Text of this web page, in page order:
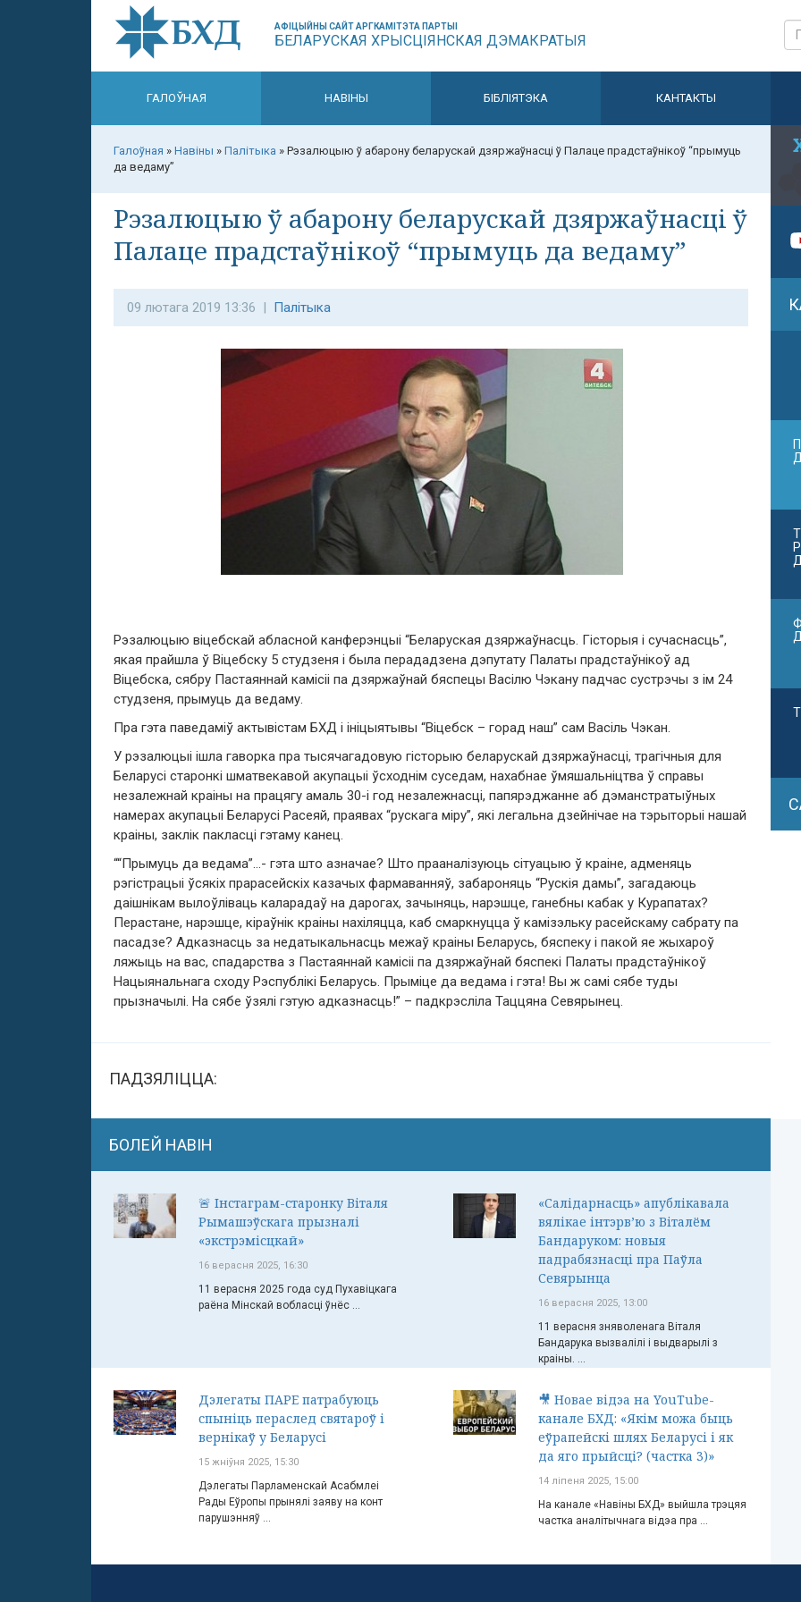
АФІЦЫЙНЫ САЙТ АРГКАМІТЭТА ПАРТЫІ
БЕЛАРУСКАЯ ХРЫСЦІЯНСКАЯ ДЭМАКРАТЫЯ
ГАЛОЎНАЯ НАВІНЫ БІБЛІЯТЭКА КАНТАКТЫ
Галоўная » Навіны » Палітыка » Рэзалюцыю ў абарону беларускай дзяржаўнасці ў Палаце прадстаўнікоў “прымуць
да ведаму”
Рэзалюцыю ў абарону беларускай дзяржаўнасці ў
Палаце прадстаўнікоў “прымуць да ведаму”
09 лютага 2019 13:36 | Палітыка
Рэзалюцыю віцебскай абласной канферэнцыі “Беларуская дзяржаўнасць. Гісторыя і сучаснасць”,
якая прайшла ў Віцебску 5 студзеня і была перададзена дэпутату Палаты прадстаўнікоў ад
Віцебска, сябру Пастаяннай камісіі па дзяржаўнай бяспецы Васілю Чэкану падчас сустрэчы з ім 24
студзеня, прымуць да ведаму.
Пра гэта паведаміў актывістам БХД і ініцыятывы “Віцебск – горад наш” сам Васіль Чэкан.
У рэзалюцыі ішла гаворка пра тысячагадовую гісторыю беларускай дзяржаўнасці, трагічныя для
Беларусі старонкі шматвекавой акупацыі ўсходнім суседам, нахабнае ўмяшальніцтва ў справы
незалежнай краіны на працягу амаль 30-і год незалежнасці, папярэджанне аб дэманстратыўных
намерах акупацыі Беларусі Расеяй, праявах “рускага міру”, які легальна дзейнічае на тэрыторыі нашай
краіны, заклік пакласці гэтаму канец.
““Прымуць да ведама”…- гэта што азначае? Што прааналізуюць сітуацыю ў краіне, адменяць
рэгістрацыі ўсякіх прарасейскіх казачых фармаванняў, забароняць “Рускія дамы”, загадаюць
даішнікам вылоўліваць каларадаў на дарогах, зачыняць, нарэшце, ганебны кабак у Курапатах?
Перастане, нарэшце, кіраўнік краіны нахіляцца, каб смаркнуцца ў камізэльку расейскаму сабрату па
пасадзе? Адказнасць за недатыкальнасць межаў краіны Беларусь, бяспеку і пакой яе жыхароў
ляжыць на вас, спадарства з Пастаяннай камісіі па дзяржаўнай бяспекі Палаты прадстаўнікоў
Нацыянальнага сходу Рэспублікі Беларусь. Прыміце да ведама і гэта! Вы ж самі сябе туды
прызначылі. На сябе ўзялі гэтую адказнасць!” – падкрэсліла Таццяна Севярынец.
ПАДЗЯЛІЦЦА:
БОЛЕЙ НАВІН
🚨 Інстаграм-старонку Віталя
Рымашэўскага прызналі
«экстрэмісцкай»
16 верасня 2025, 16:30
11 верасня 2025 года суд Пухавіцкага
раёна Мінскай вобласці ўнёс ...
«Салідарнасць» апублікавала
вялікае інтэрв’ю з Віталём
Бандаруком: новыя
падрабязнасці пра Паўла
Севярынца
16 верасня 2025, 13:00
11 верасня зняволенага Віталя
Бандарука вызвалілі і выдварылі з
краіны. ...
Дэлегаты ПАРЕ патрабуюць
спыніць пераслед святароў і
вернікаў у Беларусі
15 жніўня 2025, 15:30
Дэлегаты Парламенскай Асабмлеі
Рады Еўропы прынялі заяву на конт
парушэнняў ...
🎥 Новае відэа на YouTube-
канале БХД: «Якім можа быць
еўрапейскі шлях Беларусі і як
да яго прыйсці? (частка 3)»
14 ліпеня 2025, 15:00
На канале «Навіны БХД» выйшла трэцяя
частка аналітычнага відэа пра ...